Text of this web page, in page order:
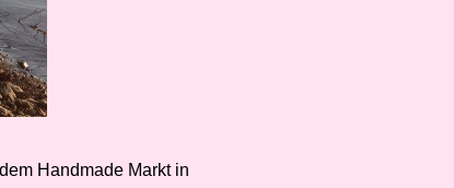
Handmade Markt in